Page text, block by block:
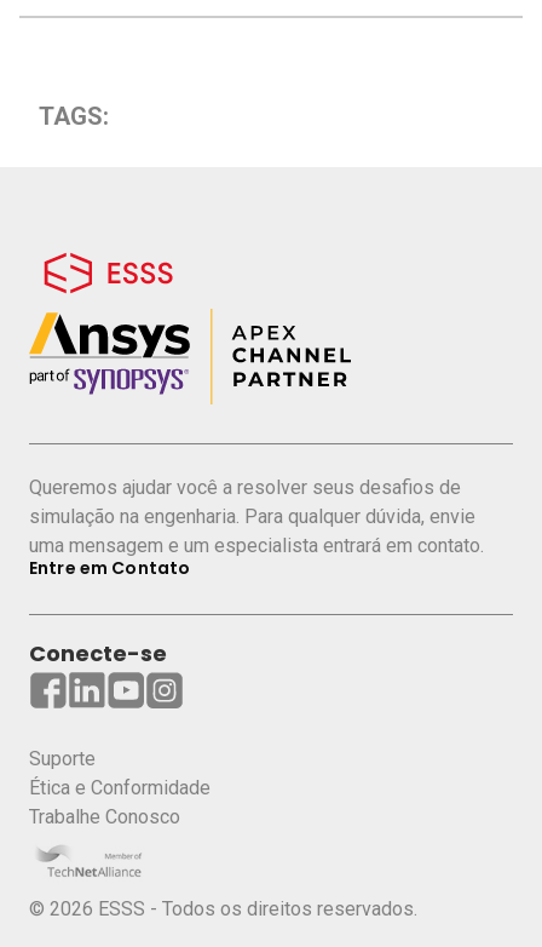
TAGS:
Queremos ajudar você a resolver seus desafios de
simulação na engenharia. Para qualquer dúvida, envie
uma mensagem e um especialista entrará em contato.
Entre em Contato
Conecte-se
© 2026 ESSS - Todos os direitos reservados.
Suporte
Ética e Conformidade
Trabalhe Conosco